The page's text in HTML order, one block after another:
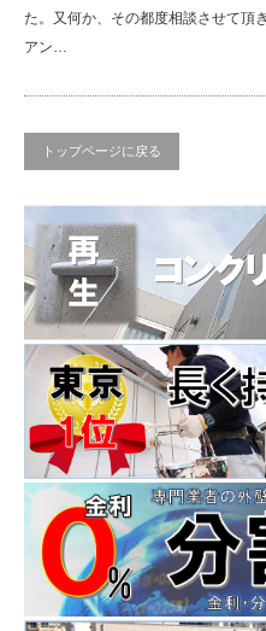
た。又何か、その都度相談させて頂
アン…
トップページに戻る